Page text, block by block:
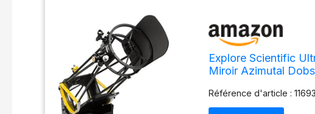
Explore Scientific
Miroir Azimutal
Référence d'article :